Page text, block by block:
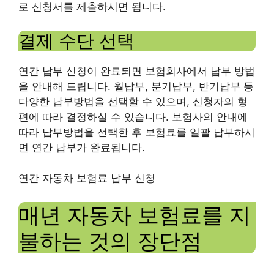
로 신청서를 제출하시면 됩니다.
결제 수단 선택
연간 납부 신청이 완료되면 보험회사에서 납부 방법
을 안내해 드립니다. 월납부, 분기납부, 반기납부 등
다양한 납부방법을 선택할 수 있으며, 신청자의 형
편에 따라 결정하실 수 있습니다. 보험사의 안내에
따라 납부방법을 선택한 후 보험료를 일괄 납부하시
면 연간 납부가 완료됩니다.
연간 자동차 보험료 납부 신청
매년 자동차 보험료를 지
불하는 것의 장단점